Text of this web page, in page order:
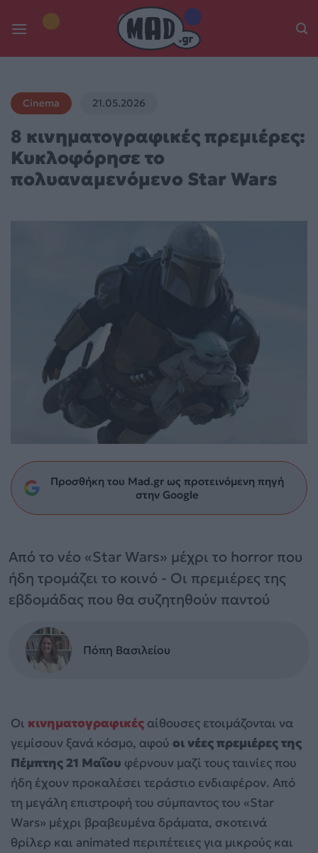
Cinema 21.05.2026
8 κινηματογραφικές πρεμιέρες:
Κυκλοφόρησε το
πολυαναμενόμενο Star Wars
Προσθήκη του Mad.gr ως προτεινόμενη πηγή
στην Google
Από το νέο «Star Wars» μέχρι το horror που
ήδη τρομάζει το κοινό - Οι πρεμιέρες της
εβδομάδας που θα συζητηθούν παντού
Πόπη Βασιλείου
Οι κινηματογραφικές αίθουσες ετοιμάζονται να
γεμίσουν ξανά κόσμο, αφού οι νέες πρεμιέρες της
Πέμπτης 21 Μαΐου φέρνουν μαζί τους ταινίες που
ήδη έχουν προκαλέσει τεράστιο ενδιαφέρον. Από
τη μεγάλη επιστροφή του σύμπαντος του «Star
Wars» μέχρι βραβευμένα δράματα, σκοτεινά
θρίλερ και animated περιπέτειες για μικρούς και